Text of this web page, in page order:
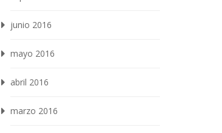
junio 2016
mayo 2016
abril 2016
marzo 2016